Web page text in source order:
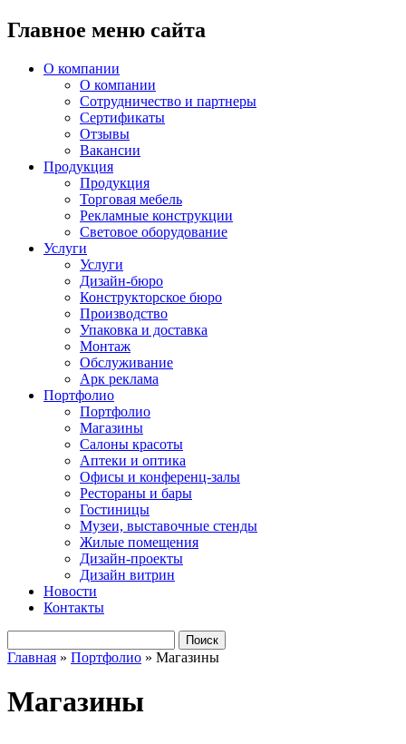
Главное меню сайта
О компании
О компании
Сотрудничество и партнеры
Сертификаты
Отзывы
Вакансии
Продукция
Продукция
Торговая мебель
Рекламные конструкции
Световое оборудование
Услуги
Услуги
Дизайн-бюро
Конструкторское бюро
Производство
Упаковка и доставка
Монтаж
Обслуживание
Арк реклама
Портфолио
Портфолио
Магазины
Салоны красоты
Аптеки и оптика
Офисы и конференц-залы
Рестораны и бары
Гостиницы
Музеи, выставочные стенды
Жилые помещения
Дизайн-проекты
Дизайн витрин
Новости
Контакты
Главная » Портфолио » Магазины
Магазины